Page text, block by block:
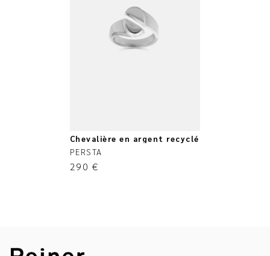
Chevalière en argent recyclé
PERSTA
290 €